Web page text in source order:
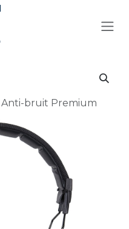
Anti-bruit Premium